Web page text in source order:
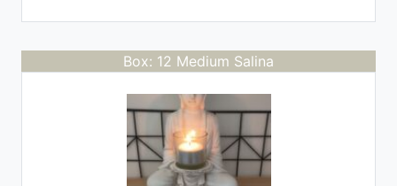
Box: 12 Medium Salina